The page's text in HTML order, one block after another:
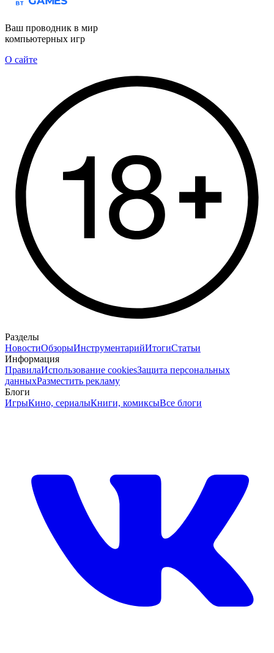
Ваш проводник в мир
компьютерных игр
О сайте
Разделы
НовостиОбзорыИнструментарийИтогиСтатьи
Информация
ПравилаИспользование cookiesЗащита персональных
данныхРазместить рекламу
Блоги
ИгрыКино, сериалыКниги, комиксыВсе блоги